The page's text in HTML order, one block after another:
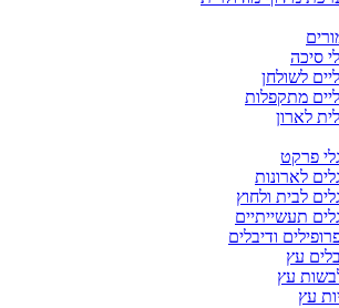
סיכה
לשולחן
מתקפלות
לארון
פרקט
לארונות
לבית ולחוץ
תעשייתיים
ודיבלים
עץ
עץ
עץ